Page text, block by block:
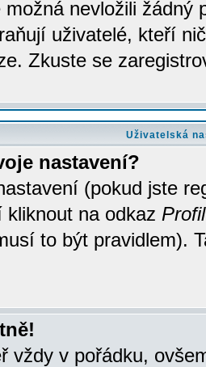
nevložili žádný
uživatelé, kteří
Zkuste se
Uživatelská
nastavení?
(pokud jste
kliknout na odkaz Profil
to být pravidlem).
vždy v pořádku,